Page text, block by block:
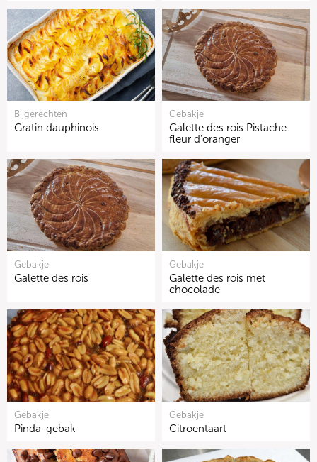
Bijgerechten
Gratin dauphinois
Gebakje
Galette des rois Pistache
fleur d'oranger
Gebakje
Galette des rois
Gebakje
Galette des rois met
chocolade
Gebakje
Pinda-gebak
Gebakje
Citroentaart